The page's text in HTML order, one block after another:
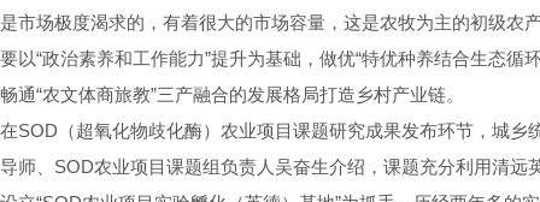
是市场极度渴求的，有着很大的市场容量，这是农牧为主的初级农
要以“政治素养和工作能力”提升为基础，做优“特优种养结合生态循
畅通“农文体商旅教”三产融合的发展格局打造乡村产业链。
在SOD（超氧化物歧化酶）农业项目课题研究成果发布环节，城
导师、SOD农业项目课题组负责人吴奋生介绍，课题充分利用清